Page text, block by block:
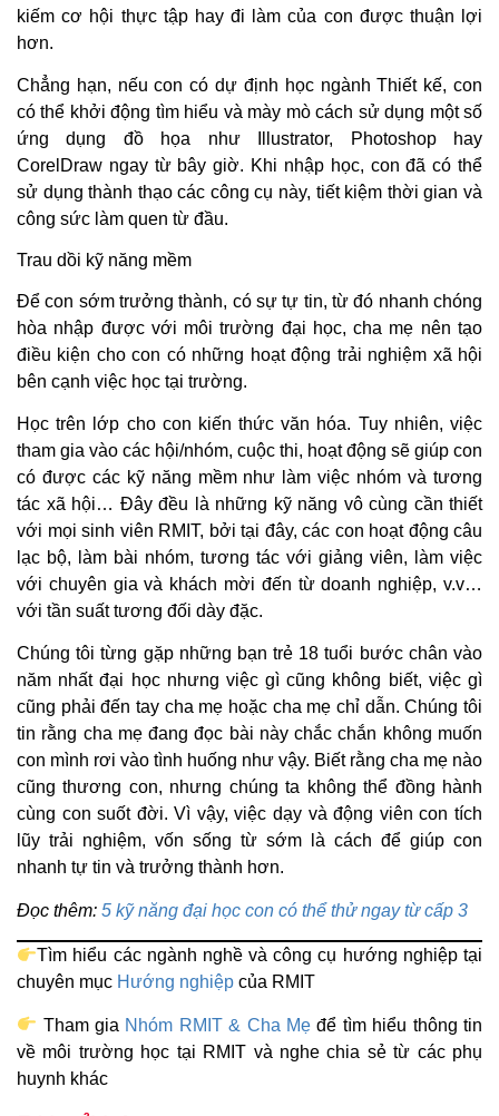
kiếm cơ hội thực tập hay đi làm của con được thuận lợi
hơn.
Chẳng hạn, nếu con có dự định học ngành Thiết kế, con
có thể khởi động tìm hiểu và mày mò cách sử dụng một số
ứng dụng đồ họa như Illustrator, Photoshop hay
CorelDraw ngay từ bây giờ. Khi nhập học, con đã có thể
sử dụng thành thạo các công cụ này, tiết kiệm thời gian và
công sức làm quen từ đầu.
Trau dồi kỹ năng mềm
Để con sớm trưởng thành, có sự tự tin, từ đó nhanh chóng
hòa nhập được với môi trường đại học, cha mẹ nên tạo
điều kiện cho con có những hoạt động trải nghiệm xã hội
bên cạnh việc học tại trường.
Học trên lớp cho con kiến thức văn hóa. Tuy nhiên, việc
tham gia vào các hội/nhóm, cuộc thi, hoạt động sẽ giúp con
có được các kỹ năng mềm như làm việc nhóm và tương
tác xã hội… Đây đều là những kỹ năng vô cùng cần thiết
với mọi sinh viên RMIT, bởi tại đây, các con hoạt động câu
lạc bộ, làm bài nhóm, tương tác với giảng viên, làm việc
với chuyên gia và khách mời đến từ doanh nghiệp, v.v…
với tần suất tương đối dày đặc.
Chúng tôi từng gặp những bạn trẻ 18 tuổi bước chân vào
năm nhất đại học nhưng việc gì cũng không biết, việc gì
cũng phải đến tay cha mẹ hoặc cha mẹ chỉ dẫn. Chúng tôi
tin rằng cha mẹ đang đọc bài này chắc chắn không muốn
con mình rơi vào tình huống như vậy. Biết rằng cha mẹ nào
cũng thương con, nhưng chúng ta không thể đồng hành
cùng con suốt đời. Vì vậy, việc dạy và động viên con tích
lũy trải nghiệm, vốn sống từ sớm là cách để giúp con
nhanh tự tin và trưởng thành hơn.
Đọc thêm: 5 kỹ năng đại học con có thể thử ngay từ cấp 3
Tìm hiểu các ngành nghề và công cụ hướng nghiệp tại
chuyên mục Hướng nghiệp của RMIT
Tham gia Nhóm RMIT & Cha Mẹ để tìm hiểu thông tin
về môi trường học tại RMIT và nghe chia sẻ từ các phụ
huynh khác